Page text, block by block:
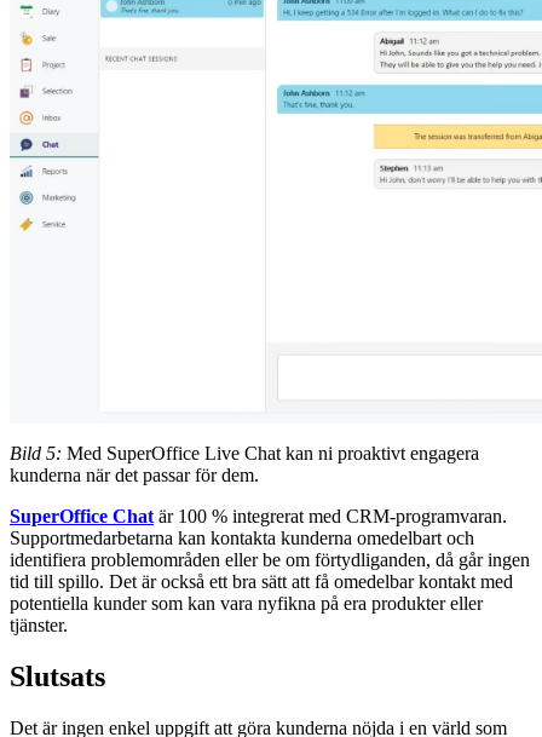
Bild 5: Med SuperOffice Live Chat kan ni proaktivt engagera
kunderna när det passar för dem.
SuperOffice Chat är 100 % integrerat med CRM-programvaran.
Supportmedarbetarna kan kontakta kunderna omedelbart och
identifiera problemområden eller be om förtydliganden, då går ingen
tid till spillo. Det är också ett bra sätt att få omedelbar kontakt med
potentiella kunder som kan vara nyfikna på era produkter eller
tjänster.
Slutsats
Det är ingen enkel uppgift att göra kunderna nöjda i en värld som